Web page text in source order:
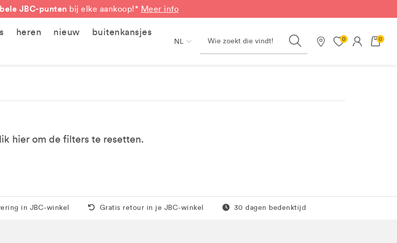
JBC-punten bij elke aankoop!* Meer info
heren nieuw buitenkansjes
NL Search
Onze winkels
0 0
hier om de filters te resetten.
1 pakketin JBC-winkel Gratis thuis vanaf 50 euro
Gratis retour in je JBC-winkel Gratis retour
30 dagen bedenktijd